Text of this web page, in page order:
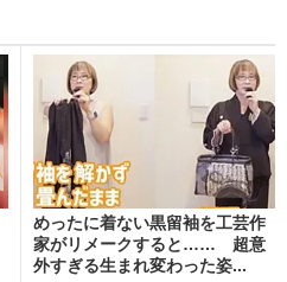
めったに着ない黒留袖を工芸作
家がリメークすると…… 超意
外すぎる生まれ変わった姿...